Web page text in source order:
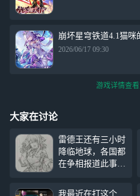
崩坏星穹铁道4.1猫
2026/06/17 09:30
游戏详情查
大家在讨论
雷德王还有三小时
降临地球，各国都
在争相报道此事，
是毁灭……后面忘
我最近在打这个